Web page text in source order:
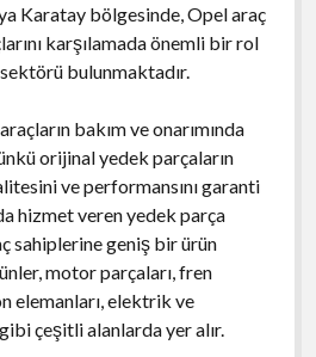
Karatay bölgesinde, Opel araç
karşılamada önemli bir rol
bulunmaktadır.
bakım ve onarımında
orijinal yedek parçaların
ve performansını garanti
hizmet veren yedek parça
sahiplerine geniş bir ürün
motor parçaları, fren
elemanları, elektrik ve
çeşitli alanlarda yer alır.